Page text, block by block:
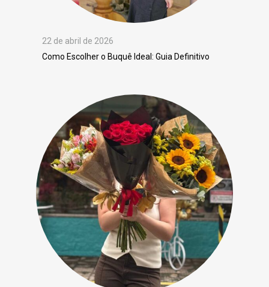
22 de abril de 2026
Como Escolher o Buquê Ideal: Guia Definitivo